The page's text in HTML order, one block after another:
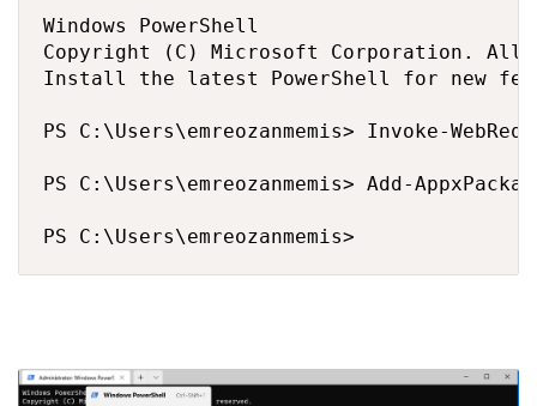
Windows PowerShell
Copyright (C) Microsoft Corporation. All
Install the latest PowerShell for new
PS C:\Users\emreozanmemis> Invoke-
PS C:\Users\emreozanmemis> Add-
PS C:\Users\emreozanmemis>